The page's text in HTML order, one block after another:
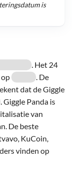
. Het 24
. De
dat de Giggle
. Giggle Panda is
van
De beste
KuCoin,
vinden op
is